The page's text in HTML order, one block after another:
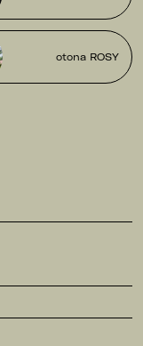
otona ROSY